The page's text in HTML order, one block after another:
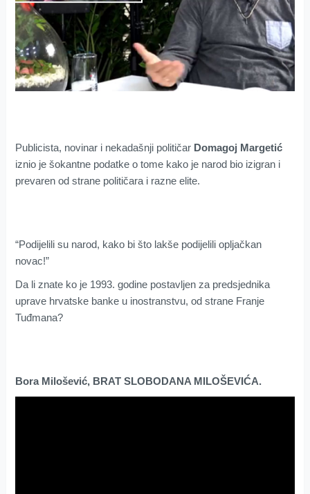
Publicista, novinar i nekadašnji političar Domagoj Margetić
iznio je šokantne podatke o tome kako je narod bio izigran i
prevaren od strane političara i razne elite.
“Podijelili su narod, kako bi što lakše podijelili opljačkan
novac!”
Da li znate ko je 1993. godine postavljen za predsjednika
uprave hrvatske banke u inostranstvu, od strane Franje
Tuđmana?
Bora Milošević, BRAT SLOBODANA MILOŠEVIĆA.